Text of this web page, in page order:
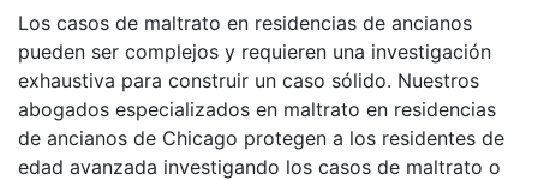
Los casos de maltrato en residencias de ancianos
pueden ser complejos y requieren una investigación
exhaustiva para construir un caso sólido. Nuestros
abogados especializados en maltrato en residencias
de ancianos de Chicago protegen a los residentes de
edad avanzada investigando los casos de maltrato o